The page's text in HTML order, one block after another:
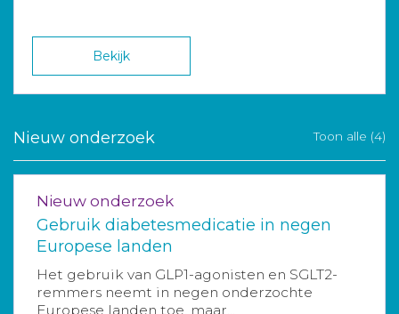
Bekijk
Nieuw onderzoek Toon alle (4)
Nieuw onderzoek
Gebruik diabetesmedicatie in negen
Europese landen
Het gebruik van GLP1-agonisten en SGLT2-
remmers neemt in negen onderzochte
Europese landen toe, maar...